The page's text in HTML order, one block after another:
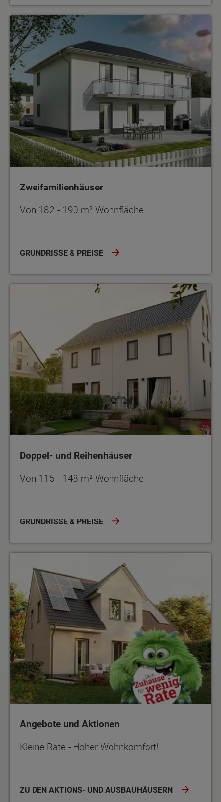
Zweifamilienhäuser
Zweifamilienhäuser
Von 182 - 190 m² Wohnfläche
GRUNDRISSE & PREISE
Doppel- und Reihenhäuser
Von 115 - 148 m² Wohnfläche
GRUNDRISSE & PREISE
Angebote und Aktionen
Kleine Rate - Hoher Wohnkomfort!
ZU DEN AKTIONS- UND AUSBAUHÄUSERN